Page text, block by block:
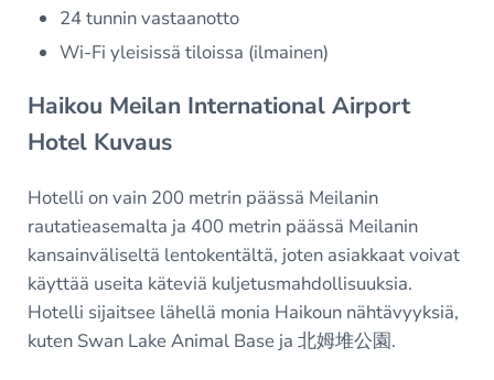
24 tunnin vastaanotto
Wi-Fi yleisissä tiloissa (ilmainen)
Haikou Meilan International Airport
Hotel Kuvaus
Hotelli on vain 200 metrin päässä Meilanin
rautatieasemalta ja 400 metrin päässä Meilanin
kansainväliseltä lentokentältä, joten asiakkaat voivat
käyttää useita käteviä kuljetusmahdollisuuksia.
Hotelli sijaitsee lähellä monia Haikoun nähtävyyksiä,
kuten Swan Lake Animal Base ja 北姆堆公園.